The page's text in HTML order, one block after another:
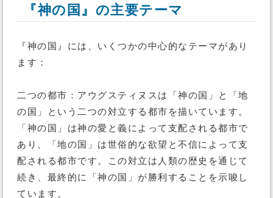
『神の国』の主要テーマ
『神の国』には、いくつかの中心的なテーマがあり
ます：
二つの都市：アウグスティヌスは「神の国」と「地
の国」という二つの対立する都市を描いています。
「神の国」は神の愛と義によって支配される都市で
あり、「地の国」は世俗的な欲望と不信によって支
配される都市です。この対立は人類の歴史を通じて
続き、最終的に「神の国」が勝利することを示唆し
ています。